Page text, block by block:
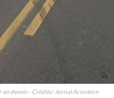
desvio - Crédito: Jornal Acontece